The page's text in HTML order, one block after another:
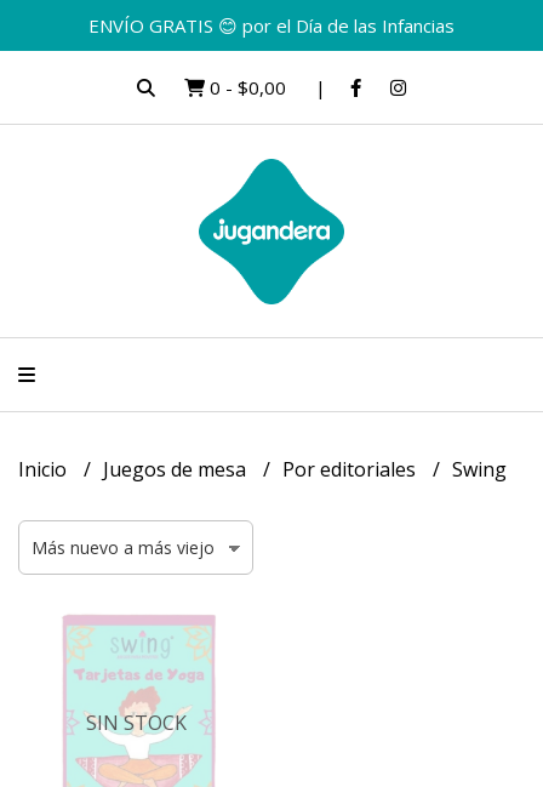
ENVÍO GRATIS 😊 por el Día de las Infancias
0 - $0,00
Inicio Juegos de mesa Por editoriales Swing
SIN STOCK